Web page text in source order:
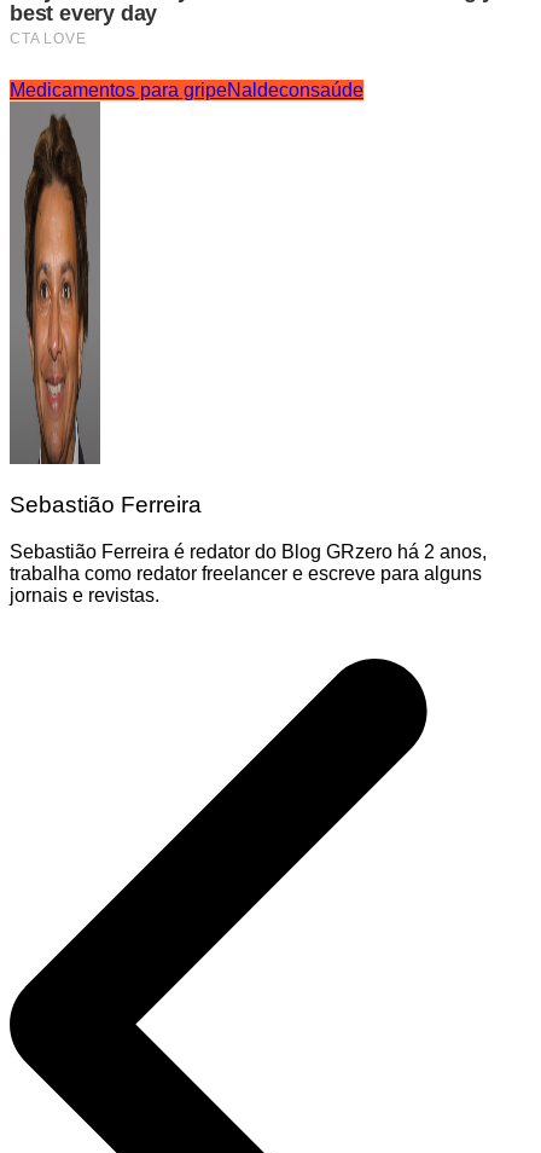
Medicamentos para gripeNaldeconsaúde
Sebastião Ferreira
Sebastião Ferreira é redator do Blog GRzero há 2 anos,
trabalha como redator freelancer e escreve para alguns
jornais e revistas.